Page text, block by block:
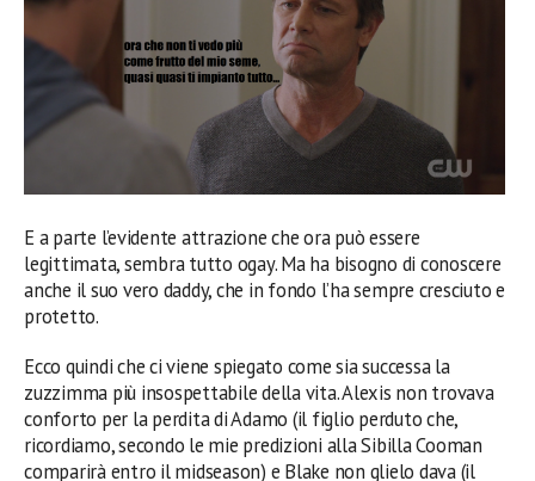
E a parte l’evidente attrazione che ora può essere
legittimata, sembra tutto ogay. Ma ha bisogno di conoscere
anche il suo vero daddy, che in fondo l’ha sempre cresciuto e
protetto.
Ecco quindi che ci viene spiegato come sia successa la
zuzzimma più insospettabile della vita. Alexis non trovava
conforto per la perdita di Adamo (il figlio perduto che,
ricordiamo, secondo le mie predizioni alla Sibilla Cooman
comparirà entro il midseason) e Blake non glielo dava (il